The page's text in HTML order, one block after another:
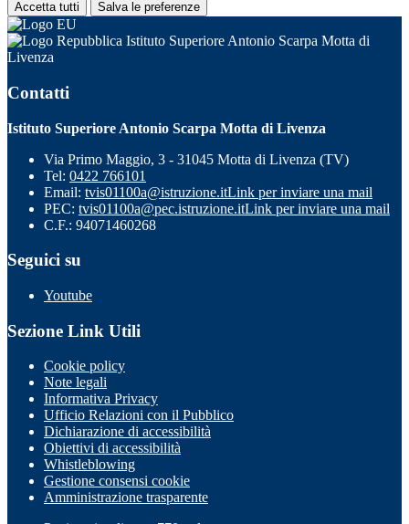
Accetta tutti Salva le preferenze
Istituto Superiore Antonio Scarpa Motta di
Livenza
Contatti
Istituto Superiore Antonio Scarpa Motta di Livenza
Via Primo Maggio, 3 - 31045 Motta di Livenza (TV)
Tel: 0422 766101
Email: tvis01100a@istruzione.itLink per inviare una mail
PEC: tvis01100a@pec.istruzione.itLink per inviare una mail
C.F.: 94071460268
Seguici su
Youtube
Sezione Link Utili
Cookie policy
Note legali
Informativa Privacy
Ufficio Relazioni con il Pubblico
Dichiarazione di accessibilità
Obiettivi di accessibilità
Whistleblowing
Gestione consensi cookie
Amministrazione trasparente